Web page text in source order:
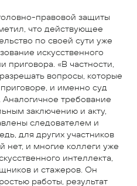
правовой защиты
что действующее
по своей сути уже
искусственного
приговора. «В частности,
вопросы, которые
и именно суд
Аналогичное требование
заключению и акту,
следователем и
для других участников
нет, и многие коллеги уже
интеллекта,
и стажеров. Он
работы, результат